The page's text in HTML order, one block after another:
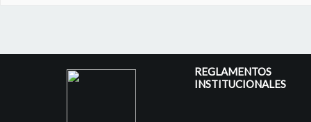
REGLAMENTOS
INSTITUCIONALES